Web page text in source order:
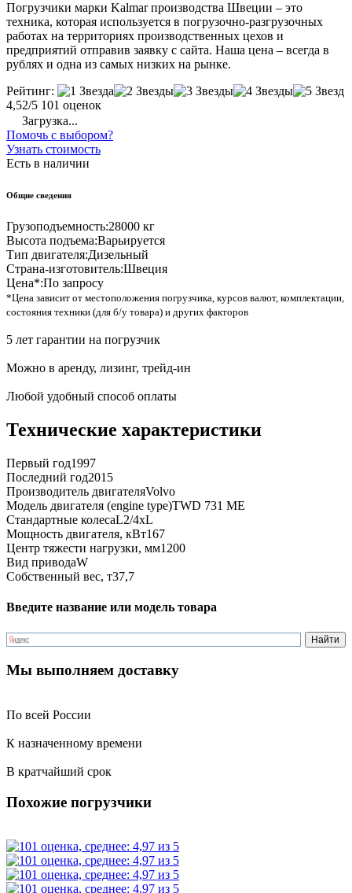
Погрузчики марки Kalmar производства Швеции – это
техника, которая используется в погрузочно-разгрузочных
работах на территориях производственных цехов и
предприятий отправив заявку с сайта. Наша цена – всегда в
рублях и одна из самых низких на рынке.
Рейтинг:
4,52/5 101 оценок
Загрузка...
Помочь с выбором?
Узнать стоимость
Есть в наличии
Общие сведения
Грузоподъемность:28000 кг
Высота подъема:Варьируется
Тип двигателя:Дизельный
Страна-изготовитель:Швеция
Цена*:По запросу
*Цена зависит от местоположения погрузчика, курсов валют, комплектации,
состояния техники (для б/у товара) и других факторов
5 лет гарантии на погрузчик
Можно в аренду, лизинг, трейд-ин
Любой удобный способ оплаты
Технические характеристики
Первый год1997
Последний год2015
Производитель двигателяVolvo
Модель двигателя (engine type)TWD 731 ME
Стандартные колесаL2/4xL
Мощность двигателя, кВт167
Центр тяжести нагрузки, мм1200
Вид приводаW
Собственный вес, т37,7
Введите название или модель товара
Мы выполняем доставку
По всей России
К назначенному времени
В кратчайший срок
Похожие погрузчики